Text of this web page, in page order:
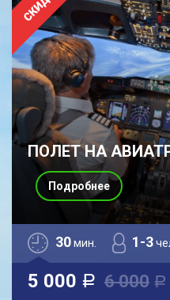
ПОЛЕТ НА
30мин. 1-3
5 000 a 6 000 a
Подробнее